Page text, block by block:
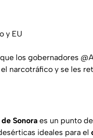
y EU
los gobernadores
narcotráfico y se les
Sonora es un punto
ideales para el